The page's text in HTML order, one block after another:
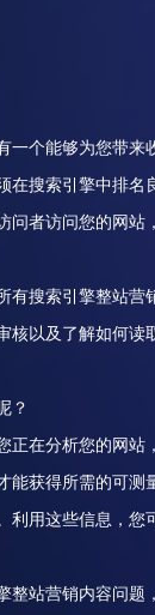
一个能够为您带
在搜索引擎中排
者访问您的网站
有搜索引擎整站
以及了解如何读
？
正在分析您的网
能获得所需的可
用这些信息，您
整站营销内容问